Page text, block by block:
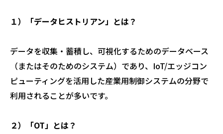
１）「データヒストリアン」とは？
データを収集・蓄積し、可視化するためのデータベース
（またはそのためのシステム）であり、IoT/エッジコン
ピューティングを活用した産業用制御システムの分野で
利用されることが多いです。
２）「OT」とは？